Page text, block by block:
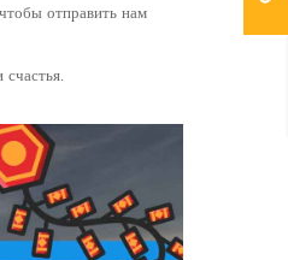
отправить нам